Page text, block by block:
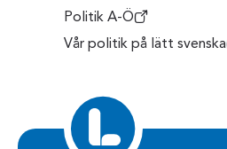
Politik A-Ö
Vår politik på lätt svenska